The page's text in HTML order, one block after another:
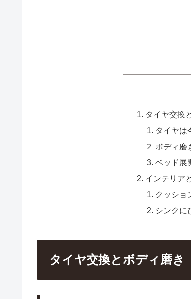
タイヤ交換
タイヤは
ボディ磨
ベッド展
インテリア
クッショ
シンクに
タイヤ交換とボディ磨き